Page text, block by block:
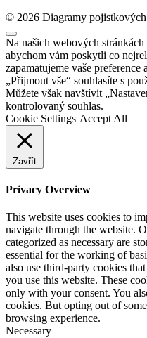
© 2026 Diagramy
Na našich webových
abychom vám poskytli co
zapamatujeme vaše
„Přijmout vše“ souhlasíte s
Můžete však navštívit
kontrolovaný souhlas.
Cookie Settings Accept All
Zavřít
Privacy Overview
This website uses cookies to
navigate through the website.
categorized as necessary are
essential for the working of
also use third-party cookies
you use this website. These
only with your consent. You
cookies. But opting out of
browsing experience.
Necessary